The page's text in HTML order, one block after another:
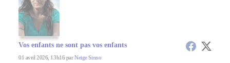
Vos enfants ne sont pas vos enfants
01 avril 2026, 13h16 parNeige Sinno